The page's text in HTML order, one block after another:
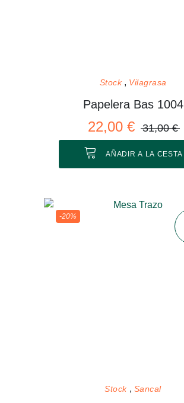
Stock Vilagrasa
Papelera Bas 1004
22,00 € 31,00 €
AÑADIR A LA CESTA
-20%
Stock Sancal